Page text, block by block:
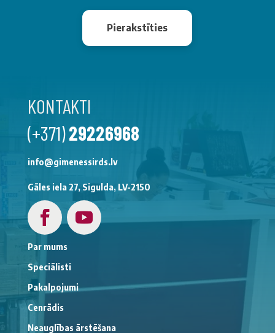
Pierakstīties
KONTAKTI
(+371)29226968
info@gimenessirds.lv
Gāles iela 27, Sigulda, LV-2150
Par mums
Speciālisti
Pakalpojumi
Cenrādis
Neauglības ārstēšana